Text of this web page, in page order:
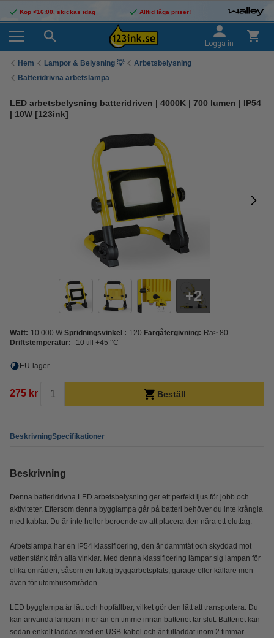
Köp <16:00, skickas idag Alltid låga priser!
Logga in
Hem Lampor & Belysning 💡
Arbetsbelysning
Batteridrivna arbetslampa
LED arbetsbelysning batteridriven | 4000K | 700 lumen | IP54
| 10W [123ink]
2
Watt: 10.000 W Spridningsvinkel : 120 Färgåtergivning: Ra> 80
Driftstemperatur: -10 till +45 °C
EU-lager
275 kr Beställ
BeskrivningSpecifikationer
Beskrivning
Denna batteridrivna LED arbetsbelysning ger ett perfekt ljus för jobb och
aktiviteter. Eftersom denna bygglampa går på batteri behöver du inte krångla
med kablar. Du är inte heller beroende av att placera den nära ett eluttag.
Arbetslampa har en IP54 klassificering, den är dammtät och skyddad mot
vattenstänk från alla vinklar. Med denna klassificering lämpar sig lampan för
olika områden, såsom en fuktig byggarbetsplats, garage eller källare men
även för utomhusområden.
LED bygglampa är lätt och hopfällbar, vilket gör den lätt att transportera. Du
kan använda lampan i mer än en timme innan batteriet tar slut. Batteriet kan
sedan enkelt laddas med en USB-kabel och är fulladdat inom 2 timmar.